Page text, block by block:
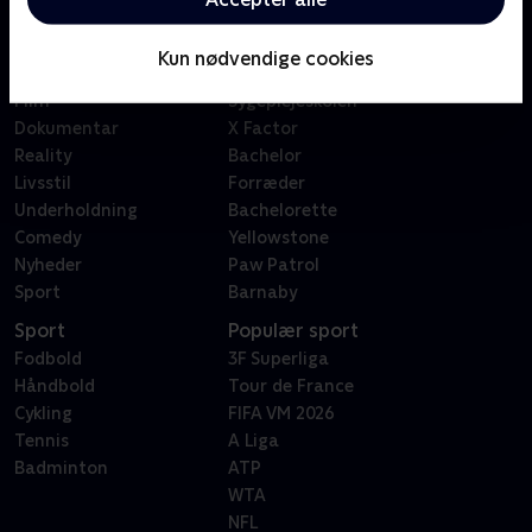
Kun nødvendige cookies
Kategorier
Film
Dokumentar
Reality
Livsstil
Underholdning
Comedy
Nyheder
Sport
Badehotellet
Sygeplejeskolen
X Factor
Bachelor
Forræder
Bachelorette
Yellowstone
Paw Patrol
Barnaby
Sport
Fodbold
Håndbold
Cykling
Tennis
Badminton
Populær sport
3F Superliga
Tour de France
FIFA VM 2026
A Liga
ATP
WTA
NFL